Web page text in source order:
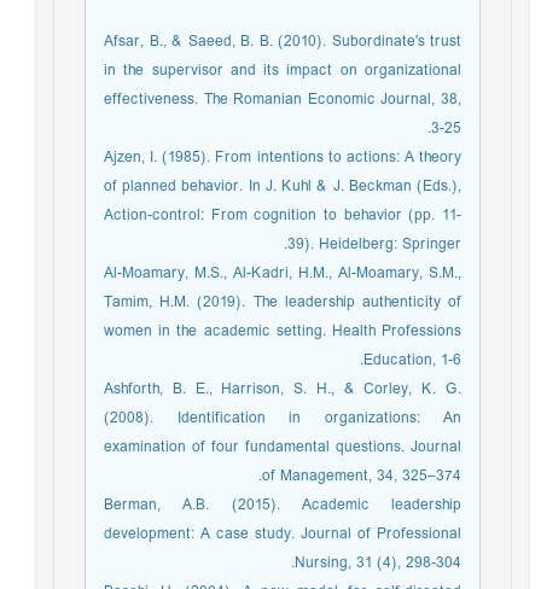
Afsar, B., & Saeed, B. B. (2010). Subordinate's trust
in the supervisor and its impact on organizational
effectiveness. The Romanian Economic Journal, 38,
3-25.
Ajzen, I. (1985). From intentions to actions: A theory
of planned behavior. In J. Kuhl & J. Beckman (Eds.),
Action-control: From cognition to behavior (pp. 11-
39). Heidelberg: Springer.
Al-Moamary, M.S., Al-Kadri, H.M., Al-Moamary, S.M.,
Tamim, H.M. (2019). The leadership authenticity of
women in the academic setting. Health Professions
Education, 1-6.
Ashforth, B. E., Harrison, S. H., & Corley, K. G.
(2008). Identification in organizations: An
examination of four fundamental questions. Journal
of Management, 34, 325–374.
Berman, A.B. (2015). Academic leadership
development: A case study. Journal of Professional
Nursing, 31 (4), 298-304.